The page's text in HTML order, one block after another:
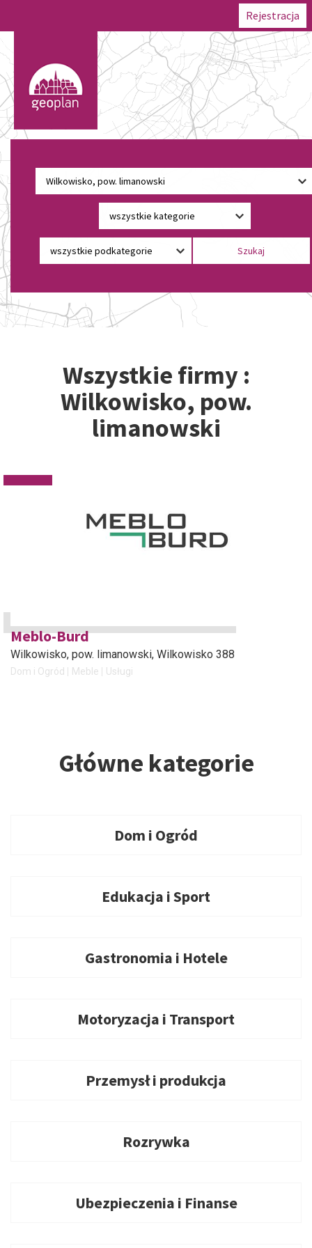
Rejestracja
Wszystkie firmy :
Wilkowisko, pow.
limanowski
Meblo-Burd
Wilkowisko, pow. limanowski, Wilkowisko 388
Dom i Ogród Meble Usługi
Główne kategorie
Dom i Ogród
Edukacja i Sport
Gastronomia i Hotele
Motoryzacja i Transport
Przemysł i produkcja
Rozrywka
Ubezpieczenia i Finanse